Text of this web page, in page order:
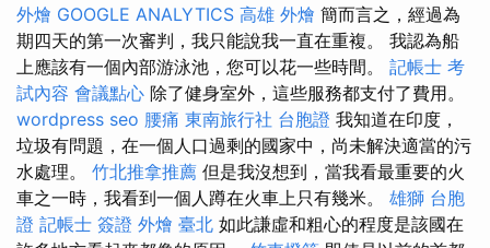
外燴 GOOGLE ANALYTICS 高雄 外燴 簡而言之，經過為
期四天的第一次審判，我只能說我一直在重複。 我認為船
上應該有一個內部游泳池，您可以花一些時間。 記帳士 考
試內容 會議點心 除了健身室外，這些服務都支付了費用。
wordpress seo 腰痛 東南旅行社 台胞證 我知道在印度，
垃圾有問題，在一個人口過剩的國家中，尚未解決適當的污
水處理。 竹北推拿推薦 但是我沒想到，當我看最重要的火
車之一時，我看到一個人蹲在火車上只有幾米。 雄獅 台胞
證 記帳士 簽證 外燴 臺北 如此謙虛和粗心的程度是該國在